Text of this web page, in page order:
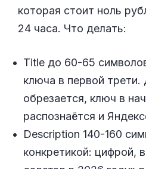
которая стоит ноль
24 часа. Что делать:
Title до 60-65
ключа в первой трети.
обрезается, ключ в
распознаётся и
Description 140-160
конкретикой: цифрой,